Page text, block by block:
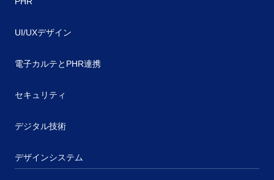
UI/UXデザイン
電子カルテとPHR連携
セキュリティ
デジタル技術
デザインシステム